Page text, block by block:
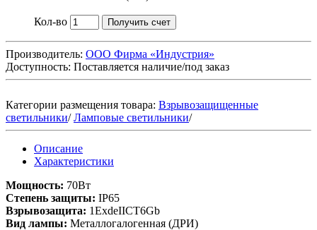
Кол-во Получить счет
Производитель: ООО Фирма «Индустрия»
Доступность: Поставляется наличие/под заказ
Категории размещения товара: Взрывозащищенные
светильники/Ламповые светильники/
Описание
Характеристики
Мощность: 70Вт
Степень защиты: IP65
Взрывозащита: 1ExdeIICT6Gb
Вид лампы: Металлогалогенная (ДРИ)